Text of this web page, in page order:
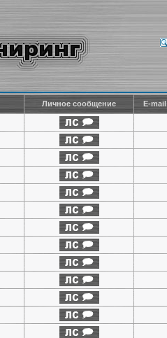
Личное сообщение E-